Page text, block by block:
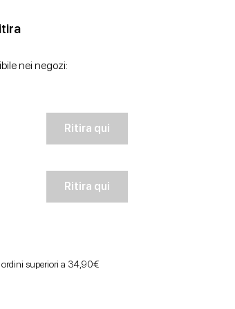
nei negozi:
Ritira qui
Ritira qui
superiori a 34,90€